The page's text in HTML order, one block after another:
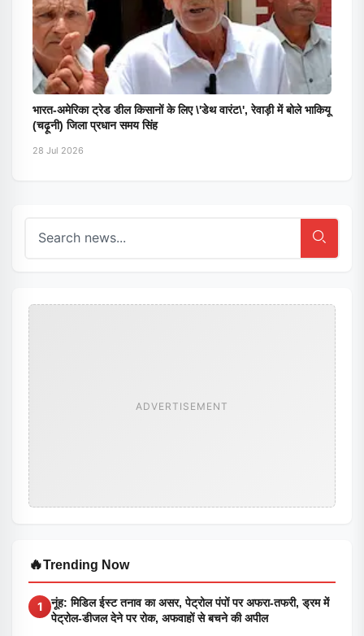
भारत-अमेरिका ट्रेड डील किसानों के लिए \'डेथ वारंट\', रेवाड़ी में बोले भाकियू
(चढ़ूनी) जिला प्रधान समय सिंह
28 Jul 2026
ADVERTISEMENT
🔥Trending Now
1
नूंह: मिडिल ईस्ट तनाव का असर, पेट्रोल पंपों पर अफरा-तफरी, ड्रम में
पेट्रोल-डीजल देने पर रोक, अफवाहों से बचने की अपील